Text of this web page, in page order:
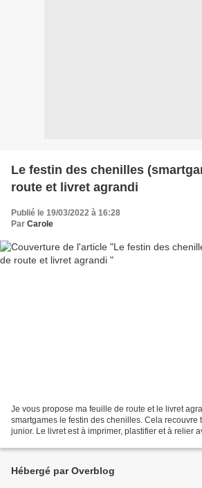
Le festin des chenilles
route et livret agrandi
Publié le 19/03/2022 à 16:28
Par Carole
Je vous propose ma feuille de route et le livret
smartgames le festin des chenilles. Cela recouvre
junior. Le livret est à imprimer, plastifier et à relier
Hébergé par Overblog